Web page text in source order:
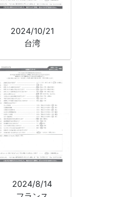
2024/10/21
台湾
2024/8/14